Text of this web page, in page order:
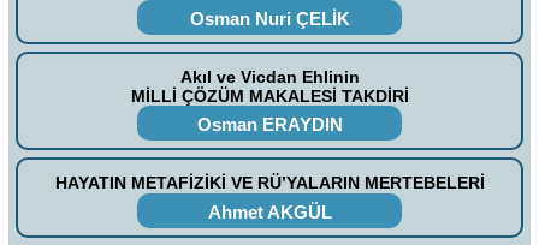
Osman Nuri ÇELİK
Akıl ve Vicdan Ehlinin
MİLLİ ÇÖZÜM MAKALESİ TAKDİRİ
Osman ERAYDIN
HAYATIN METAFİZİKİ VE RÜ’YALARIN MERTEBELERİ
Ahmet AKGÜL